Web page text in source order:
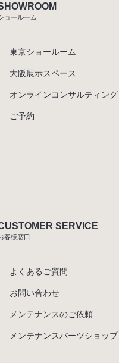
ョールーム
東京ショールーム
大阪展示スペース
オンラインコンサルティング
ご予約
SERVICE
客様窓口
よくあるご質問
お問い合わせ
メンテナンスのご依頼
メンテナンスパーツショップ